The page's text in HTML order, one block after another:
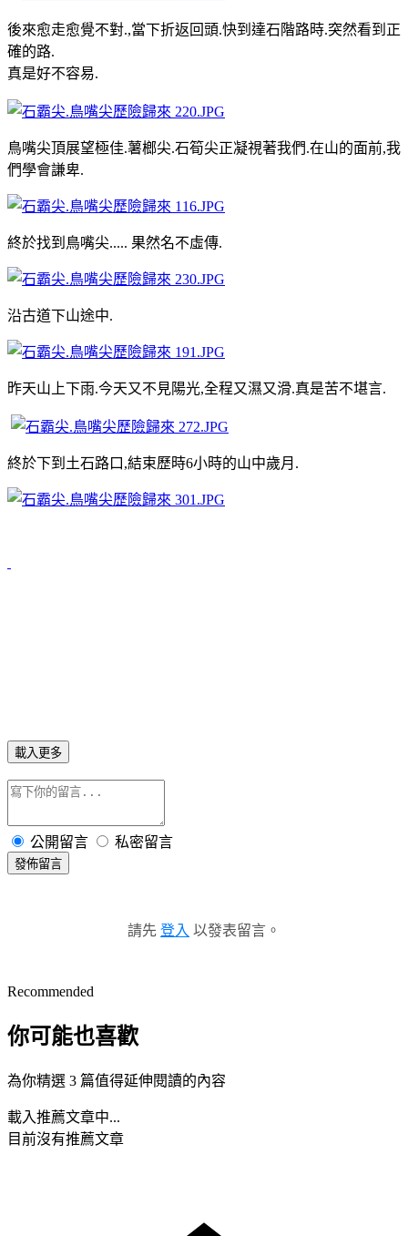
後來愈走愈覺不對.,當下折返回頭.快到達石階路時.突然看到正
確的路.
真是好不容易.
鳥嘴尖頂展望極佳.薯榔尖.石筍尖正凝視著我們.在山的面前,我
們學會謙卑.
終於找到鳥嘴尖..... 果然名不虛傳.
沿古道下山途中.
昨天山上下雨.今天又不見陽光,全程又濕又滑.真是苦不堪言.
終於下到土石路口,結束歷時6小時的山中歲月.
載入更多
公開留言 私密留言
發佈留言
請先 登入 以發表留言。
Recommended
你可能也喜歡
為你精選 3 篇值得延伸閱讀的內容
載入推薦文章中...
目前沒有推薦文章